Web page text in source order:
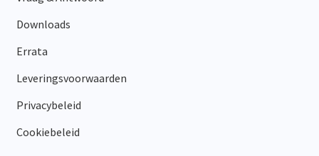
Downloads
Errata
Leveringsvoorwaarden
Privacybeleid
Cookiebeleid